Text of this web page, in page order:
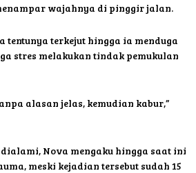
wajahnya di pinggir jalan.
tentunya terkejut hingga ia menduga
stres melakukan tindak pemukulan
alasan jelas, kemudian kabur,”
Nova mengaku hingga saat ini
meski kejadian tersebut sudah 15